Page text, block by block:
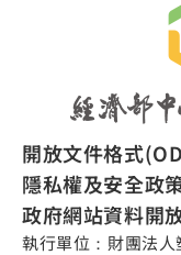
開放文件格式
隱私權及安全政
政府網站資料開
執行單位：財團法